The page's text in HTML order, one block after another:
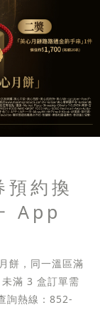
預約換
App
餅，同一溫區滿
滿 3 盒訂單需
詢熱線：852-